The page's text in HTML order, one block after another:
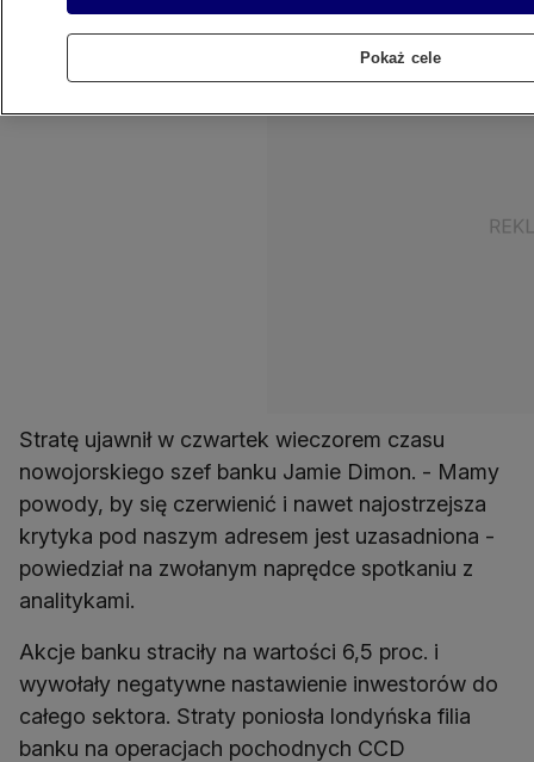
okazać się wyższa. Kurs akcji banku zanurkował.
Stratę ujawnił w czwartek wieczorem czasu
nowojorskiego szef banku Jamie Dimon. - Mamy
powody, by się czerwienić i nawet najostrzejsza
krytyka pod naszym adresem jest uzasadniona -
powiedział na zwołanym naprędce spotkaniu z
analitykami.
Akcje banku straciły na wartości 6,5 proc. i
wywołały negatywne nastawienie inwestorów do
całego sektora. Straty poniosła londyńska filia
banku na operacjach pochodnych CCD
Pokaż cele